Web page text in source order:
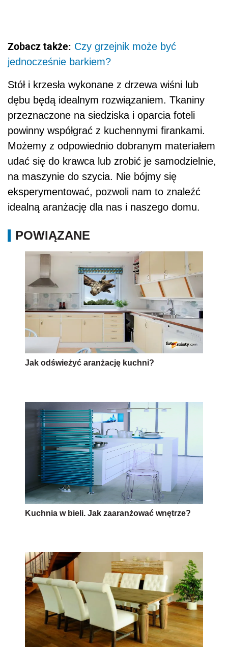
Zobacz także: Czy grzejnik może być
jednocześnie barkiem?
Stół i krzesła wykonane z drzewa wiśni lub
dębu będą idealnym rozwiązaniem. Tkaniny
przeznaczone na siedziska i oparcia foteli
powinny współgrać z kuchennymi firankami.
Możemy z odpowiednio dobranym materiałem
udać się do krawca lub zrobić je samodzielnie,
na maszynie do szycia. Nie bójmy się
eksperymentować, pozwoli nam to znaleźć
idealną aranżację dla nas i naszego domu.
POWIĄZANE
Jak odświeżyć aranżację kuchni?
Kuchnia w bieli. Jak zaaranżować wnętrze?